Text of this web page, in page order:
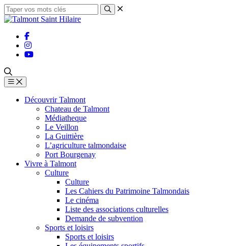
Découvrir Talmont
Chateau de Talmont
Médiatheque
Le Veillon
La Guittière
L’agriculture talmondaise
Port Bourgenay
Vivre à Talmont
Culture
Culture
Les Cahiers du Patrimoine Talmondais
Le cinéma
Liste des associations culturelles
Demande de subvention
Sports et loisirs
Sports et loisirs